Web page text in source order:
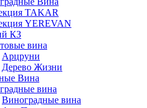
TAKAR
YEREVAN
КЗ
вина
Арцруни
Дерево Жизни
Вина
вина
Виноградные вина